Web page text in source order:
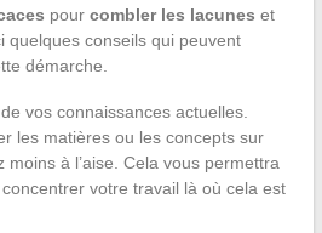
pour combler les lacunes et
quelques conseils qui peuvent
démarche.
vos connaissances actuelles.
les matières ou les concepts sur
moins à l’aise. Cela vous permettra
votre travail là où cela est